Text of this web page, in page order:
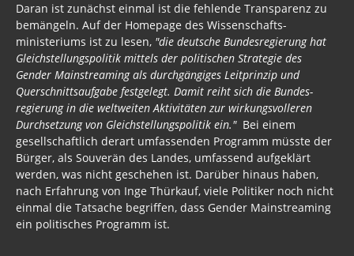
Daran ist zunächst einmal ist die fehlende Transparenz zu
bemängeln. Auf der Homepage des Wissenschafts­
ministeriums ist zu lesen, "die deutsche Bundes­regierung hat
Gleich­stellungs­politik mittels der politischen Strategie des
Gender Mainstreaming als durchgängiges Leitprinzip und
Querschnitts­aufgabe festgelegt. Damit reiht sich die Bundes­
regierung in die weltweiten Aktivitäten zur wirkungsvolleren
Durchsetzung von Gleich­stellungs­politik ein."Bei einem
gesellschaftlich derart umfassenden Programm müsste der
Bürger, als Souverän des Landes, umfassend aufgeklärt
werden, was nicht geschehen ist. Darüber hinaus haben,
nach Erfahrung von Inge Thürkauf, viele Politiker noch nicht
einmal die Tatsache begriffen, dass Gender Mainstreaming
ein politisches Programm ist.